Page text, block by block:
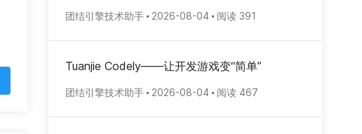
团结引擎技术助手 2026-08-04 阅读 391
Tuanjie Codely——让开发游戏变“简单”
团结引擎技术助手 2026-08-04 阅读 467